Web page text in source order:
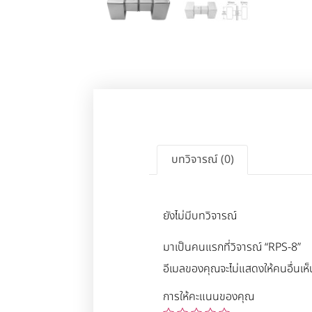
บทวิจารณ์ (0)
ยังไม่มีบทวิจารณ์
มาเป็นคนแรกที่วิจารณ์ “RPS-8”
อีเมลของคุณจะไม่แสดงให้คนอื่นเ
การให้คะแนนของคุณ